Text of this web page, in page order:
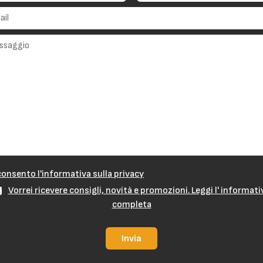
l'informativa sulla privacy
Vorrei ricevere consigli, novità e promozioni. Leggi l'
completa
Invia